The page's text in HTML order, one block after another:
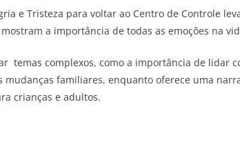
e Tristeza para voltar ao Centro de Controle
a importância de todas as emoções na
temas complexos, como a importância de lidar
mudanças familiares, enquanto oferece uma
crianças e adultos.